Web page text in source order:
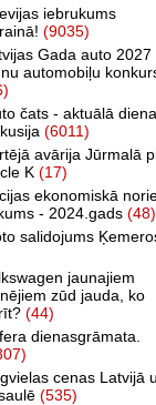
iebrukums
(9035)
Gada auto 2027
automobiļu
čats - aktuālā
(6011)
avārija Jūrmalā
K (17)
ekonomiskā
- 2024.gads (48)
salidojums
jaunajiem
zūd jauda, ko
(44)
dienasgrāmata.
cenas Latvijā
(535)